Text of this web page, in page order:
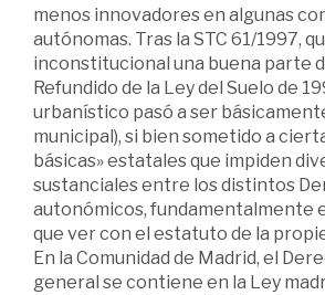
menos innovadores en algunas
autónomas. Tras la STC 61/1997,
inconstitucional una buena parte
Refundido de la Ley del Suelo de
urbanístico pasó a ser
municipal), si bien sometido a
básicas» estatales que impiden
sustanciales entre los distintos
autonómicos, fundamentalmente
que ver con el estatuto de la
En la Comunidad de Madrid, el
general se contiene en la Ley